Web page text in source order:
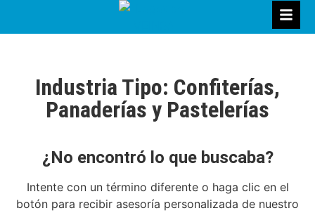
Industria Tipo: Confiterías,
Panaderías y Pastelerías
¿No encontró lo que buscaba?
Intente con un término diferente o haga clic en el
botón para recibir asesoría personalizada de nuestro